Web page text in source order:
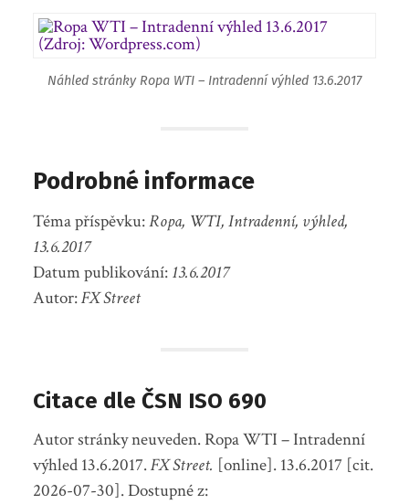
Náhled stránky Ropa WTI – Intradenní výhled 13.6.2017
Podrobné informace
Téma příspěvku:Ropa, WTI, Intradenní, výhled,
13.6.2017
Datum publikování: 13.6.2017
Autor:FX Street
Citace dle ČSN ISO 690
Autor stránky neuveden. Ropa WTI – Intradenní
výhled 13.6.2017.FX Street. [online]. 13.6.2017 [cit.
2026-07-30]. Dostupné z: